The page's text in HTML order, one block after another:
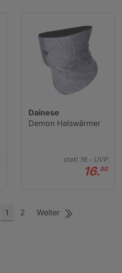
Dainese
Demon Halswärmer
statt 19.-UVP
16.90
1 2 Weiter